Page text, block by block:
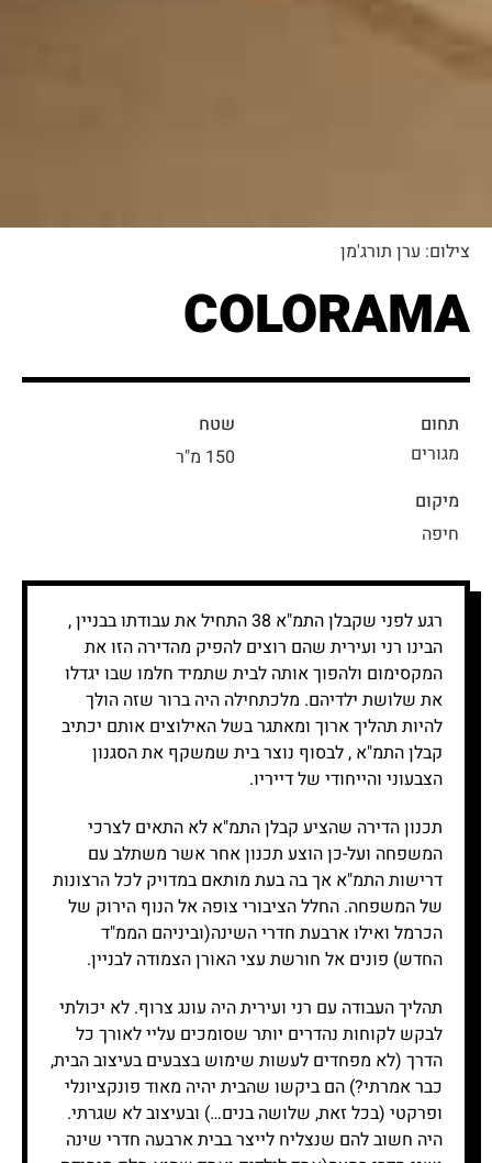
COLORAMA
תחום
מגורים
שטח
150 מ"ר
מיקום
חיפה
רגע לפני שקבלן התמ"א 38 התחיל את עבודתו בבניין ,
הבינו רני ועירית שהם רוצים להפיק מהדירה הזו את
המקסימום ולהפוך אותה לבית שתמיד חלמו שבו יגדלו
את שלושת ילדיהם. מלכתחילה היה ברור שזה הולך
להיות תהליך ארוך ומאתגר בשל האילוצים אותם יכתיב
קבלן התמ"א , לבסוף נוצר בית שמשקף את הסגנון
הצבעוני והייחודי של דייריו.
תכנון הדירה שהציע קבלן התמ"א לא התאים לצרכי
המשפחה ועל-כן הוצע תכנון אחר אשר משתלב עם
דרישות התמ"א אך בה בעת מותאם במדויק לכל הרצונות
של המשפחה. החלל הציבורי צופה אל הנוף הירוק של
הכרמל ואילו ארבעת חדרי השינה(וביניהם הממ"ד
החדש) פונים אל חורשת עצי האורן הצמודה לבניין.
תהליך העבודה עם רני ועירית היה עונג צרוף. לא יכולתי
לבקש לקוחות נהדרים יותר שסומכים עליי לאורך כל
הדרך (לא מפחדים לעשות שימוש בצבעים בעיצוב הבית,
כבר אמרתי?) הם ביקשו שהבית יהיה מאוד פונקציונלי
ופרקטי (בכל זאת, שלושה בנים…) ובעיצוב לא שגרתי.
היה חשוב להם שנצליח לייצר בבית ארבעה חדרי שינה
צילום: ערן תורג'מן